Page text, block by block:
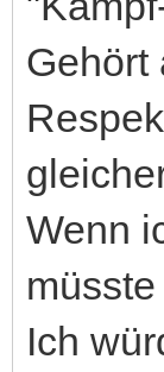
Gehört
Wenn
Ich